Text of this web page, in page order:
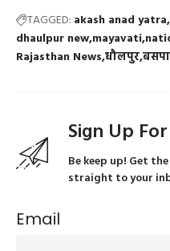
TAGGED: akash anad yatra
dhaulpur new mayavati
Rajasthan News धौलपुरबसपा
Sign Up
Be keep up! Get
straight to your
Email